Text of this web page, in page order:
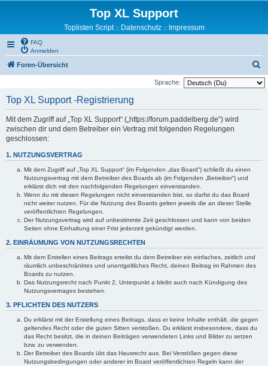
Top XL Support
Toplisten Script:: Datenschutz:: Impressum
FAQ
Anmelden
Foren-Übersicht
u
Sprache:
Top XL Support -Registrierung
Mit dem Zugriff auf „Top XL Support“ („https://forum.paddelberg.de“) wird
zwischen dir und dem Betreiber ein Vertrag mit folgenden Regelungen
geschlossen:
1. NUTZUNGSVERTRAG
Mit dem Zugriff auf „Top XL Support“ (im Folgenden „das Board“) schließt du einen
Nutzungsvertrag mit dem Betreiber des Boards ab (im Folgenden „Betreiber“) und
erklärst dich mit den nachfolgenden Regelungen einverstanden.
Wenn du mit diesen Regelungen nicht einverstanden bist, so darfst du das Board
nicht weiter nutzen. Für die Nutzung des Boards gelten jeweils die an dieser Stelle
veröffentlichten Regelungen.
Der Nutzungsvertrag wird auf unbestimmte Zeit geschlossen und kann von beiden
Seiten ohne Einhaltung einer Frist jederzeit gekündigt werden.
2. EINRÄUMUNG VON NUTZUNGSRECHTEN
Mit dem Erstellen eines Beitrags erteilst du dem Betreiber ein einfaches, zeitlich und
räumlich unbeschränktes und unentgeltliches Recht, deinen Beitrag im Rahmen des
Boards zu nutzen.
Das Nutzungsrecht nach Punkt 2, Unterpunkt a bleibt auch nach Kündigung des
Nutzungsvertrages bestehen.
3. PFLICHTEN DES NUTZERS
Du erklärst mit der Erstellung eines Beitrags, dass er keine Inhalte enthält, die gegen
geltendes Recht oder die guten Sitten verstoßen. Du erklärst insbesondere, dass du
das Recht besitzt, die in deinen Beiträgen verwendeten Links und Bilder zu setzen
bzw. zu verwenden.
Der Betreiber des Boards übt das Hausrecht aus. Bei Verstößen gegen diese
Nutzungsbedingungen oder anderer im Board veröffentlichten Regeln kann der